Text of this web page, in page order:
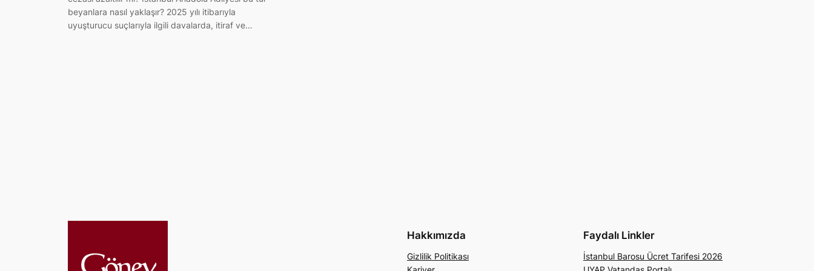
beyanlara nasıl yaklaşır? 2025 yılı itibarıyla
uyuşturucu suçlarıyla ilgili davalarda, itiraf ve…
Hakkımızda
Gizlilik Politikası
Faydalı Linkler
İstanbul Barosu Ücret Tarifesi 2026